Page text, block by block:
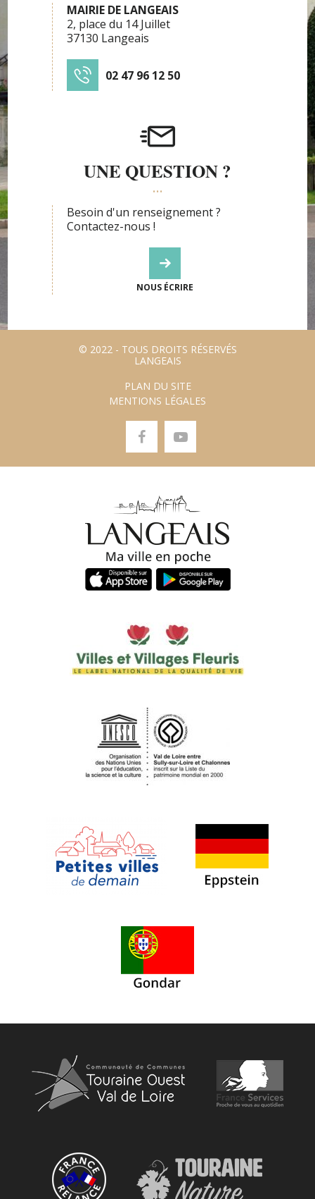
MAIRIE DE LANGEAIS
2, place du 14 Juillet
37130 Langeais
02 47 96 12 50
UNE QUESTION ?
Besoin d'un renseignement ?
Contactez-nous !
NOUS ÉCRIRE
© 2022 - TOUS DROITS RÉSERVÉS
LANGEAIS
PLAN DU SITE
MENTIONS LÉGALES